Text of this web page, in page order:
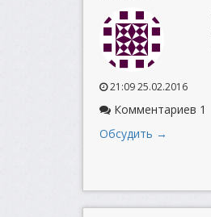
21:09 25.02.2016
Комментариев 1
Обсудить →